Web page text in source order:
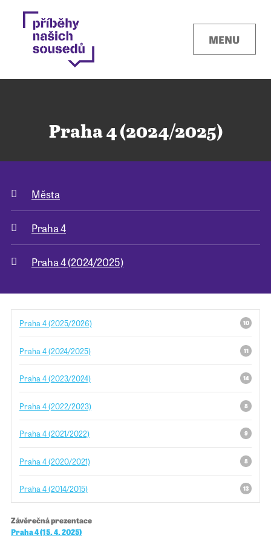
MENU
Kontakty
Místa
O projektu
Pro města
Příběhy našich sousedů
Praha 4 (2024/2025)
Města
Praha 4
Praha 4 (2024/2025)
Praha 4 (2025/2026) 10
Praha 4 (2024/2025) 11
Praha 4 (2023/2024) 14
Praha 4 (2022/2023) 8
Praha 4 (2021/2022) 9
Praha 4 (2020/2021) 8
Praha 4 (2014/2015) 13
Závěrečná prezentace
Praha 4 (15. 4. 2025)